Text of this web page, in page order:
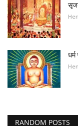
RANDOM POSTS